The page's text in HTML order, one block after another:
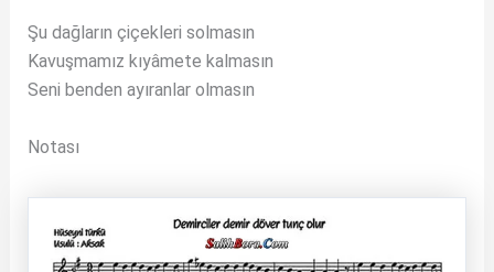
Şu dağların çiçekleri solmasın
Kavuşmamız kıyâmete kalmasın
Seni benden ayıranlar olmasın
Notası